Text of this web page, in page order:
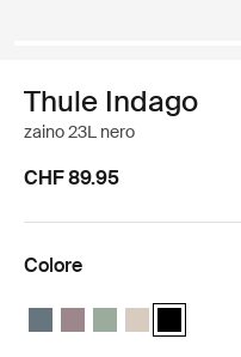
Thule Indago
zaino 23L nero
CHF 89.95
Colore
Thule Indago backpack
Thule Indago backpack
Thule Indago
Thule Indago
Thule